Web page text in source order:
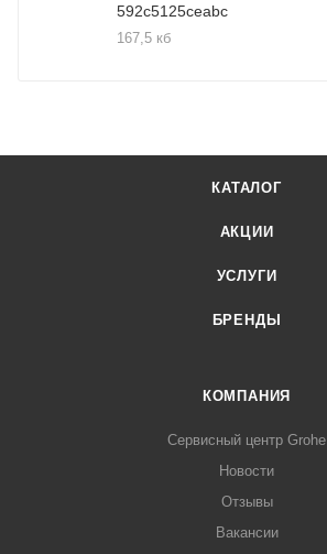
592c5125ceabc
167,5 кб
КАТАЛОГ
АКЦИИ
УСЛУГИ
БРЕНДЫ
КОМПАНИЯ
Сервисный центр Grohe
Новости
Отзывы
Вакансии